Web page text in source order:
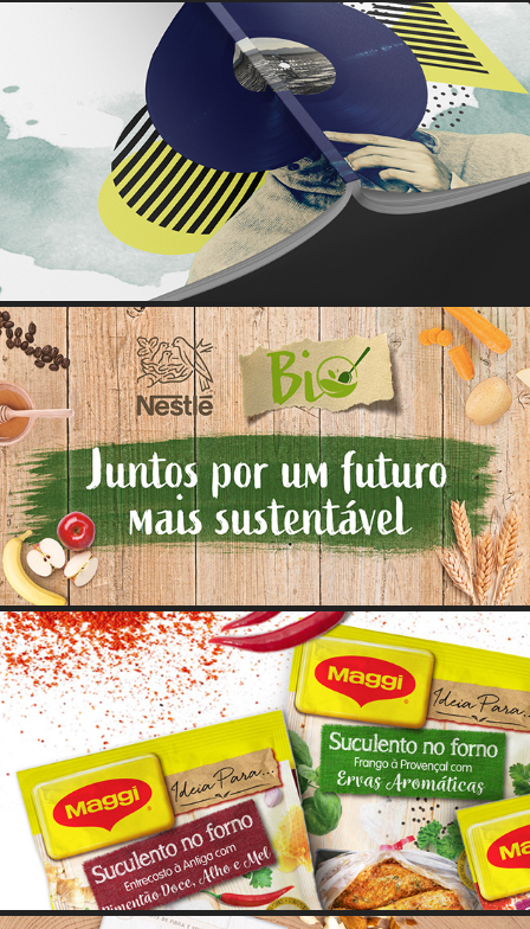
NESTLÉ BIO
MAGGI SUCULENTOS